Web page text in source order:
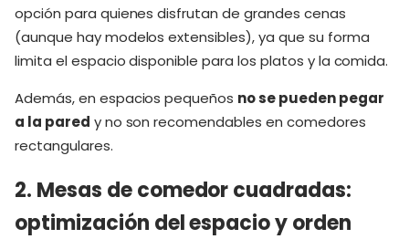
opción para quienes disfrutan de grandes cenas
(aunque hay modelos extensibles), ya que su forma
limita el espacio disponible para los platos y la comida.
Además, en espacios pequeños no se pueden pegar
a la pared y no son recomendables en comedores
rectangulares.
2. Mesas de comedor cuadradas:
optimización del espacio y orden